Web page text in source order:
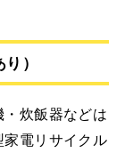
）
炊飯器などは
電リサイクル